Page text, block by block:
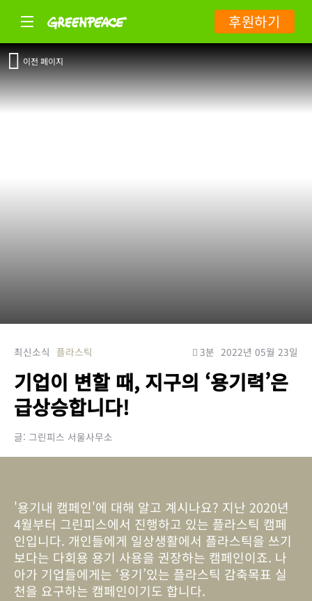
후원하기
이전 페이지
최신소식 플라스틱 3분 2022년 05월 23일
기업이 변할 때, 지구의 ‘용기력’은
급상승합니다!
글: 그린피스 서울사무소
'용기내 캠페인'에 대해 알고 계시나요? 지난 2020년
4월부터 그린피스에서 진행하고 있는 플라스틱 캠페
인입니다. 개인들에게 일상생활에서 플라스틱을 쓰기
보다는 다회용 용기 사용을 권장하는 캠페인이죠. 나
아가 기업들에게는 ‘용기’있는 플라스틱 감축목표 실
천을 요구하는 캠페인이기도 합니다.